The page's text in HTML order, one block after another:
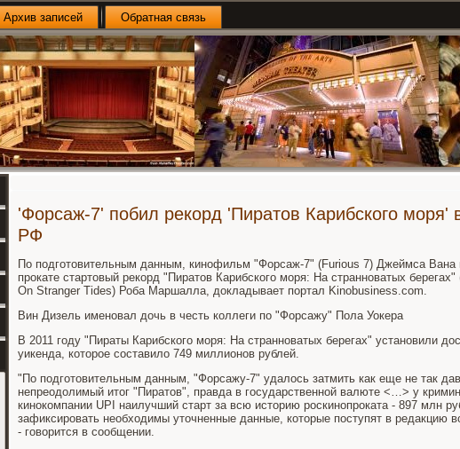
Архив записей Обратная связь
'Форсаж-7' побил рекорд 'Пиратов Карибского моря'
РФ
По подготовительным данным, кинофильм "Форсаж-7" (Furious 7) Джеймса Вана
прокате стартовый рекорд "Пиратов Карибского моря: На странноватых
On Stranger Tides) Роба Маршалла, докладывает портал Kinobusiness.com.
Вин Дизель именовал дочь в честь коллеги по "Форсажу" Пола Уокера
В 2011 году "Пираты Карибского моря: На странноватых берегах" установили
уикенда, которое составило 749 миллионов рублей.
"По подготовительным данным, "Форсажу-7" удалось затмить как еще не так
непреодолимый итог "Пиратов", правда в государственной валюте <…> у
кинокомпании UPI наилучший старт за всю историю роскинопроката - 897 млн
зафиксировать необходимы уточненные данные, которые поступят в редакцию
- говорится в сообщении.